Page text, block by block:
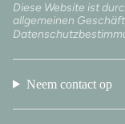
Diese Website ist
allgemeinen
Neem contact op